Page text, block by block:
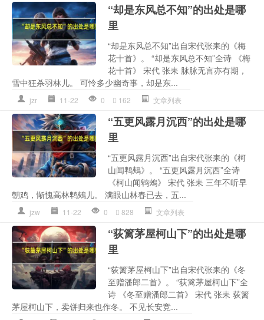
“却是东风总不知”的出处是哪
里
“却是东风总不知”出自宋代张耒的《梅
花十首》。 “却是东风总不知”全诗 《梅
花十首》 宋代 张耒 脉脉无言亦有期，
雪中狂杀羽林儿。 可怜多少幽奇事，却是东...
jzr 11-22 0 162 文章列表
“五更风露月沉西”的出处是哪
里
“五更风露月沉西”出自宋代张耒的《柯
山闻鹎鵊》。 “五更风露月沉西”全诗
《柯山闻鹎鵊》 宋代 张耒 三年不听早
朝鸡，惭愧高林鹎鵊儿。 满眼山林春已去，五...
jzw 11-22 0 828 文章列表
“荻篱茅屋柯山下”的出处是哪
里
“荻篱茅屋柯山下”出自宋代张耒的《冬
至赠潘郎二首》。 “荻篱茅屋柯山下”全
诗 《冬至赠潘郎二首》 宋代 张耒 荻篱
茅屋柯山下，卖饼归来也作冬。 不见长安竞...